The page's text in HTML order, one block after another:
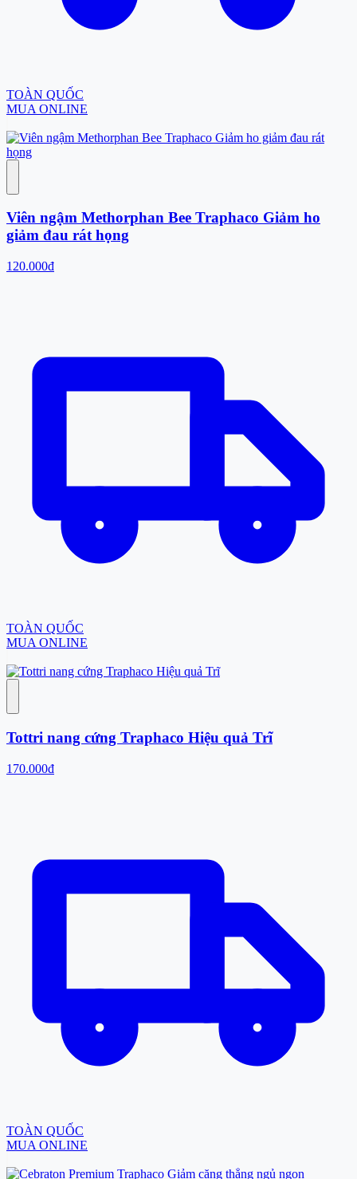
TOÀN QUỐC
MUA ONLINE
Viên ngậm Methorphan Bee Traphaco Giảm ho
giảm đau rát họng
120.000đ
TOÀN QUỐC
MUA ONLINE
Tottri nang cứng Traphaco Hiệu quả Trĩ
170.000đ
TOÀN QUỐC
MUA ONLINE